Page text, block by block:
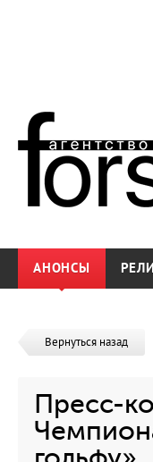
АНОНСЫ
Вернуться назад
Пресс-